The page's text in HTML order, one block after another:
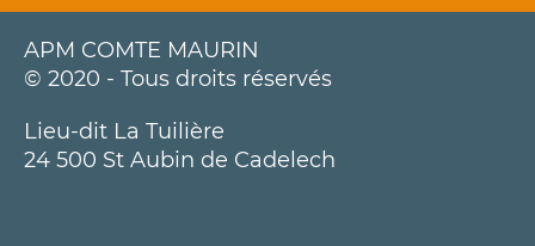
APM COMTE MAURIN
© 2020 - Tous droits réservés
Lieu-dit La Tuilière
24 500 St Aubin de Cadelech